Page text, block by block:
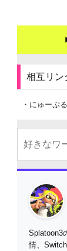
相互リン
・にゅーぷる
Splatoon3
情、